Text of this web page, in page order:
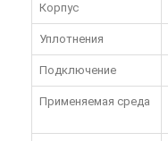
Корпус
Уплотнения
Подключение
Применяемая среда